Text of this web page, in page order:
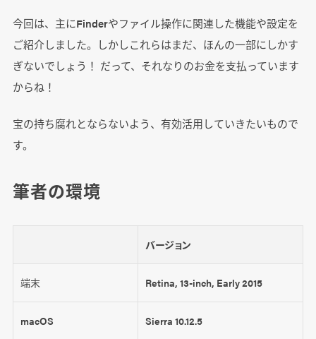
今回は、主にFinderやファイル操作に関連した機能や設定を
ご紹介しました。しかしこれらはまだ、ほんの一部にしかす
ぎないでしょう！ だって、それなりのお金を支払っています
からね！
宝の持ち腐れとならないよう、有効活用していきたいもので
す。
筆者の環境
バージョン
端末 Retina, 13-inch, Early 2015
macOS Sierra 10.12.5